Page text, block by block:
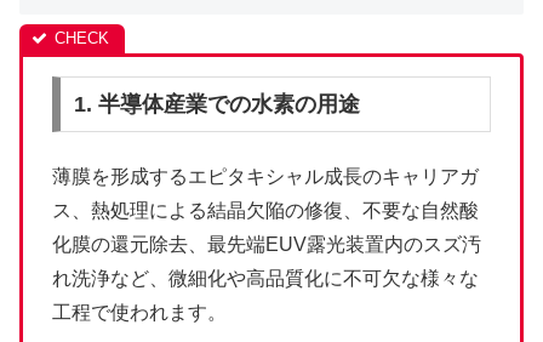
1. 半導体産業での水素の用途
薄膜を形成するエピタキシャル成長のキャリアガ
ス、熱処理による結晶欠陥の修復、不要な自然酸
化膜の還元除去、最先端EUV露光装置内のスズ汚
れ洗浄など、微細化や高品質化に不可欠な様々な
工程で使われます。